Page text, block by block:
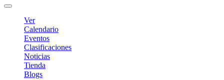
Ver
Calendario
Eventos
Clasificaciones
Noticias
Tienda
Blogs